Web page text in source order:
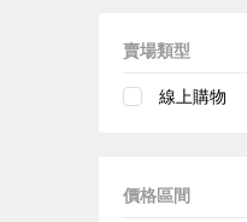
賣場類型
線上購物
價格區間